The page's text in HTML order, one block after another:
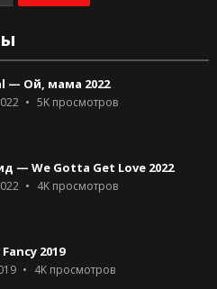
— Ой, мама 2022
5Kпросмотров
— We Gotta Get Love 2022
4Kпросмотров
2019
4Kпросмотров